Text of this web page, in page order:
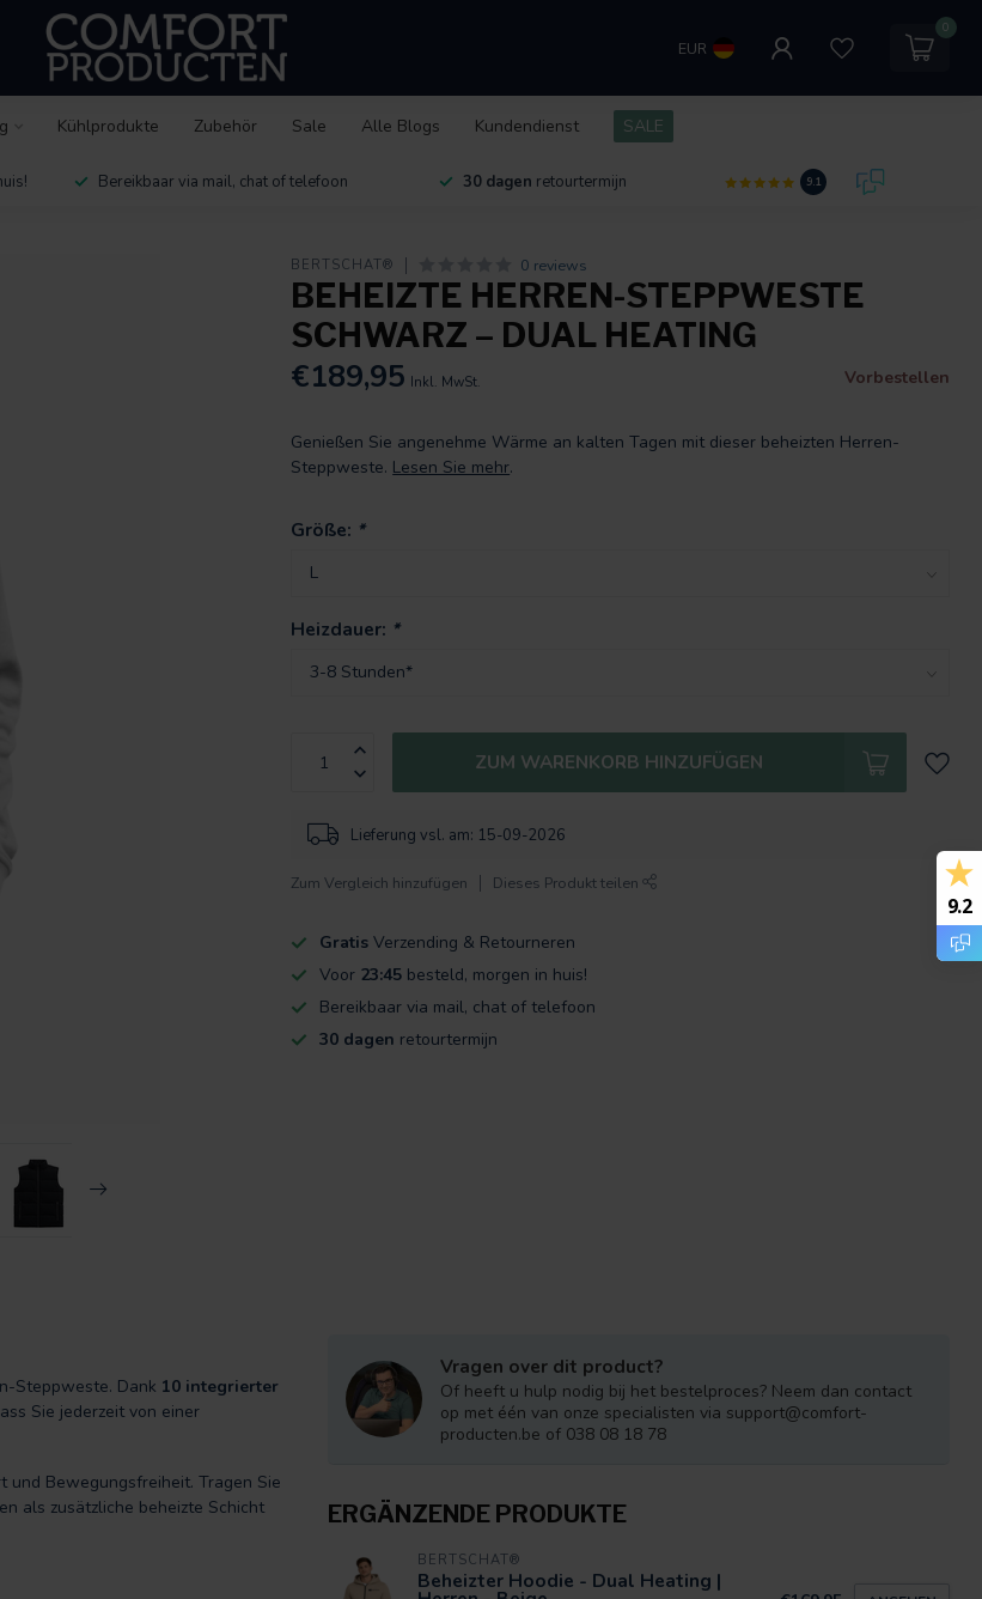
EUR
0
Kühlprodukte Zubehör Sale Alle Blogs Kundendienst SALE
Bereikbaar via mail, chat of telefoon 30 dagen retourtermijn 9.1
BERTSCHAT® 0 reviews
BEHEIZTE HERREN-STEPPWESTE
SCHWARZ – DUAL HEATING
€189,95 Inkl. MwSt. Vorbestellen
Genießen Sie angenehme Wärme an kalten Tagen mit dieser beheizten Herren-
Steppweste. Lesen Sie mehr.
Größe: *
Heizdauer: *
ZUM WARENKORB HINZUFÜGEN
Lieferung vsl. am: 15-09-2026
Zum Vergleich hinzufügen Dieses Produkt teilen
Gratis Verzending & Retourneren
Voor 23:45 besteld, morgen in huis!
Bereikbaar via mail, chat of telefoon
30 dagen retourtermijn
Steppweste. Dank 10 integrierter
Sie jederzeit von einer
und Bewegungsfreiheit. Tragen Sie
als zusätzliche beheizte Schicht
Vragen over dit product?
Of heeft u hulp nodig bij het bestelproces? Neem dan contact
op met één van onze specialisten via support@comfort-
producten.be of 038 08 18 78
ERGÄNZENDE PRODUKTE
BERTSCHAT®
Beheizter Hoodie - Dual Heating |
9.2